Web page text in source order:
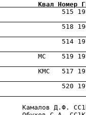
Квал
515
518
МС    519
КМС   517
Камалов Д.Ф.